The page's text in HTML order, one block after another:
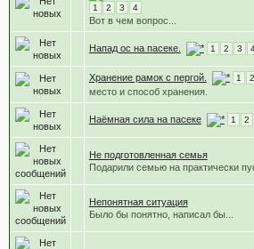
1 2 3 4
Вот в чем вопрос...
Напад ос на пасеке. 1 2 3
Хранение рамок с пергой. 1 2
место и способ хранения.
Наёмная сила на пасеке 1 2
Не подготовленная семья
Подарили семью на практически
Непонятная ситуация
Было бы понятно, написал бы...